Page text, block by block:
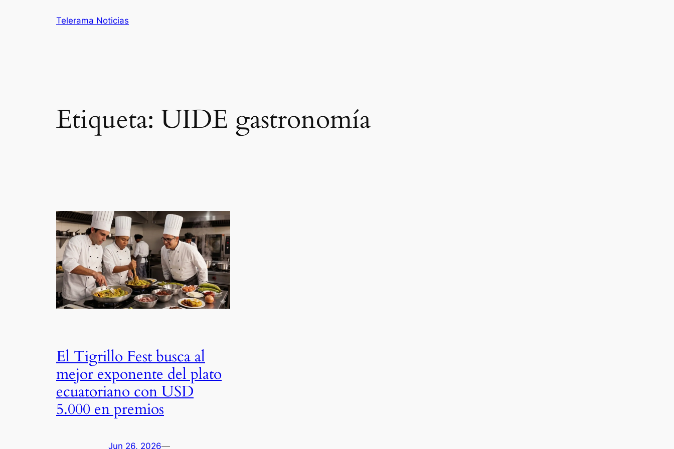
Telerama Noticias
Etiqueta: UIDE gastronomía
El Tigrillo Fest busca al
mejor exponente del plato
ecuatoriano con USD
5.000 en premios
Jun 26, 2026—